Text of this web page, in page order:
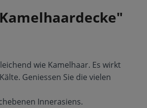
wie Kamelhaar. Es wirkt
Geniessen Sie die vielen
Innerasiens.